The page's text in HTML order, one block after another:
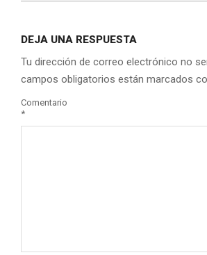
DEJA UNA RESPUESTA
Tu dirección de correo electrónico no
campos obligatorios están marcados
Comentario
*